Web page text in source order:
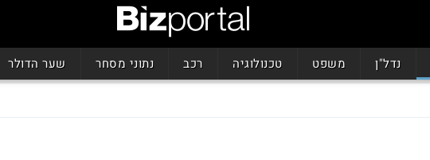
נדל"ן משפט טכנולוגיה רכב נתוני מסחר שער הדולר